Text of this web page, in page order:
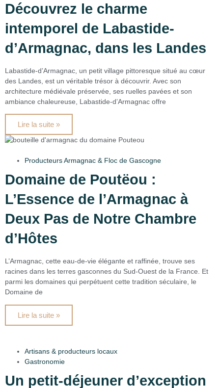
Découvrez le charme
intemporel de Labastide-
d’Armagnac, dans les Landes
Labastide-d’Armagnac, un petit village pittoresque situé au cœur
des Landes, est un véritable trésor à découvrir. Avec son
architecture médiévale préservée, ses ruelles pavées et son
ambiance chaleureuse, Labastide-d’Armagnac offre
Lire la suite »
Producteurs Armagnac & Floc de Gascogne
Domaine de Poutëou :
L’Essence de l’Armagnac à
Deux Pas de Notre Chambre
d’Hôtes
L’Armagnac, cette eau-de-vie élégante et raffinée, trouve ses
racines dans les terres gasconnes du Sud-Ouest de la France. Et
parmi les domaines qui perpétuent cette tradition séculaire, le
Domaine de
Lire la suite »
Artisans & producteurs locaux
Gastronomie
Un petit-déjeuner d’exception